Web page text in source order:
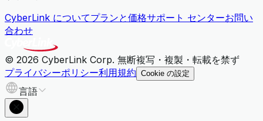
CyberLink についてプランと価格サポート センターお問い
合わせ
© 2026 CyberLink Corp. 無断複写・複製・転載を禁ず
プライバシーポリシー利用規約 Cookie の設定
言語